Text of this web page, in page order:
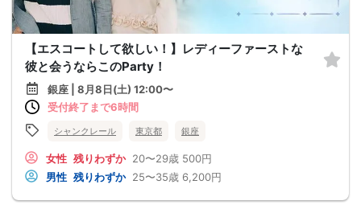
【エスコートして欲しい！】レディーファーストな
彼と会うならこのParty！
銀座 | 8月8日(土) 12:00〜
受付終了まで6時間
シャンクレール 東京都 銀座
女性 残りわずか 20〜29歳 500円
男性 残りわずか 25〜35歳 6,200円